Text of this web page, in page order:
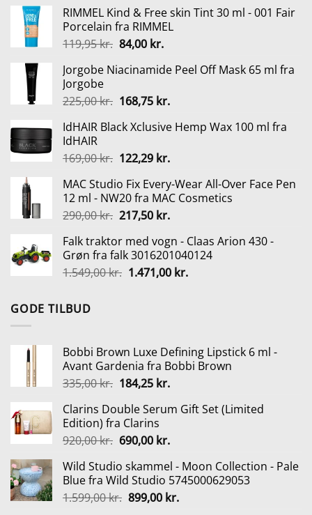
RIMMEL Kind & Free skin Tint 30 ml - 001 Fair
Porcelain fra RIMMEL
119,95kr. Den
pris
119,95 kr..
84,00 kr.Den
pris
84,00 kr..
Jorgobe Niacinamide Peel Off Mask 65 ml fra
Jorgobe
225,00kr. Den
pris
225,00 kr..
168,75 kr.Den
pris
168,75 kr..
IdHAIR Black Xclusive Hemp Wax 100 ml fra
IdHAIR
169,00kr. Den
pris
var:
169,00 kr..
122,29 kr.Den
pris
er:
122,29 kr..
MAC Studio Fix Every-Wear All-Over Face Pen
12 ml - NW20 fra MAC Cosmetics
290,00kr. Den
pris
var:
290,00 kr..
217,50 kr.Den
pris
er:
217,50 kr..
Falk traktor med vogn - Claas Arion 430 -
Grøn fra falk 3016201040124
1.549,00kr. Den
1.471,00 kr.Den
GODE TILBUD
Bobbi Brown Luxe Defining Lipstick 6 ml -
Avant Gardenia fra Bobbi Brown
335,00kr. Den
pris
var:
335,00 kr..
184,25 kr.Den
pris
184,25 kr..
Clarins Double Serum Gift Set (Limited
Edition) fra Clarins
920,00kr. Den
pris
var:
920,00 kr..
690,00 kr.Den
pris
er:
690,00 kr..
Wild Studio skammel - Moon Collection - Pale
Blue fra Wild Studio 5745000629053
1.599,00kr. Den
899,00 kr.Den